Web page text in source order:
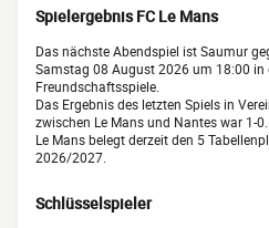
Spielergebnis FC Le Mans
Das nächste Abendspiel ist Saumur
Samstag 08 August 2026 um 18:00 in
Freundschaftsspiele.
Das Ergebnis des letzten Spiels in
zwischen Le Mans und Nantes war 1-0.
Le Mans belegt derzeit den 5
2026/2027.
Schlüsselspieler